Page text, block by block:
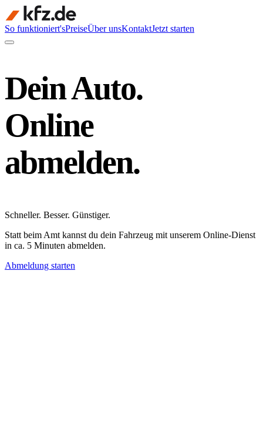
So funktioniert'sPreiseÜber unsKontaktJetzt starten
Dein Auto.
Online
abmelden.
Schneller. Besser. Günstiger.
Statt beim Amt kannst du dein Fahrzeug mit unserem Online-Dienst
in ca. 5 Minuten abmelden.
Abmeldung starten